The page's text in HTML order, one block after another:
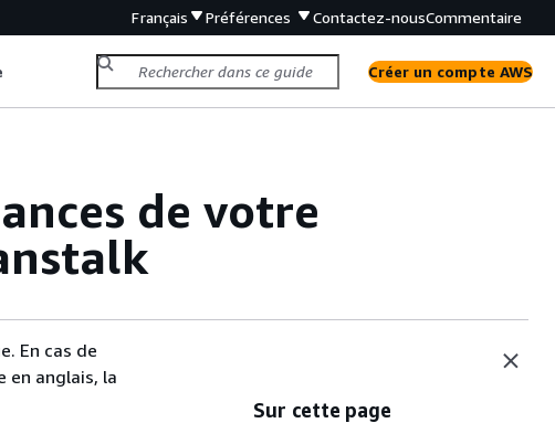
Français Préférences Contactez-nousCommentaire
Créer un compte AWS
de votre
En cas de
en anglais, la
Sur cette page